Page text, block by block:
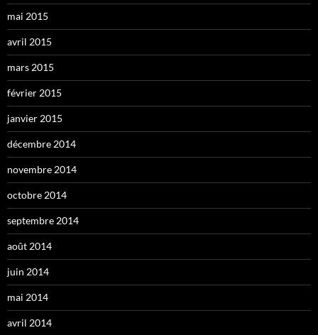
mai 2015
avril 2015
mars 2015
février 2015
janvier 2015
décembre 2014
novembre 2014
octobre 2014
septembre 2014
août 2014
juin 2014
mai 2014
avril 2014